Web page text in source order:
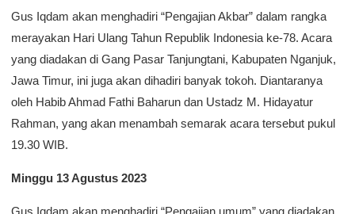
Gus Iqdam akan menghadiri “Pengajian Akbar” dalam rangka
merayakan Hari Ulang Tahun Republik Indonesia ke-78. Acara
yang diadakan di Gang Pasar Tanjungtani, Kabupaten Nganjuk,
Jawa Timur, ini juga akan dihadiri banyak tokoh. Diantaranya
oleh Habib Ahmad Fathi Baharun dan Ustadz M. Hidayatur
Rahman, yang akan menambah semarak acara tersebut pukul
19.30 WIB.
Minggu 13 Agustus 2023
Gus Iqdam akan menghadiri “Pengajian umum” yang diadakan